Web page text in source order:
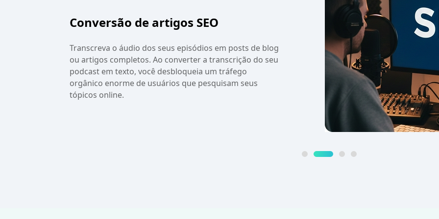
Conversão de artigos SEO
Transcreva o áudio dos seus episódios em posts de blog
ou artigos completos. Ao converter a transcrição do seu
podcast em texto, você desbloqueia um tráfego
orgânico enorme de usuários que pesquisam seus
tópicos online.